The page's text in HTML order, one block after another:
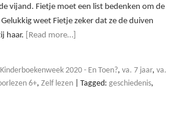
vijand. Fietje moet een list bedenken om de
weet Fietje zeker dat ze de duiven
haar.
[Read more…]
Kinderboekenweek 2020 - En Toen?, va. 7 jaar, va.
6+, Zelf lezen Tagged: geschiedenis,